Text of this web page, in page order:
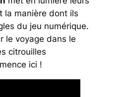
la manière dont ils
du jeu numérique.
le voyage dans le
citrouilles
ici !